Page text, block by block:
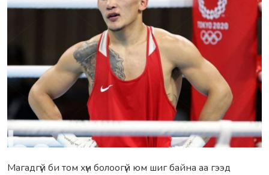
Магадгүй би том xүн болоогүй юм шиг байна аа гээд